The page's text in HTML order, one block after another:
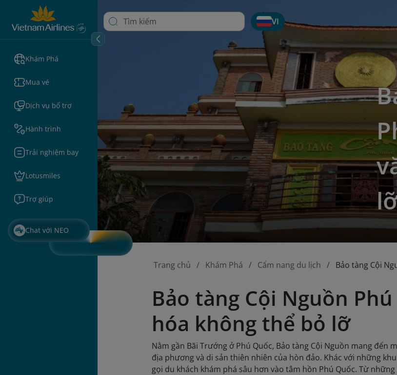
Khám Phá
Mua vé
Dịch vụ bổ trợ
Hành trình
Trải nghiệm bay
Lotusmiles
Trợ giúp
Chat với NEO
VI
Trang chủ Khám Phá Cẩm nang du lịch Bảo tàng Cội
Bảo tàng Cội Nguồn
hóa không thể bỏ lỡ
Nằm gần Bãi Trướng ở Phú Quốc, Bảo tàng Cội Nguồn mang
địa phương và di sản thiên nhiên của hòn đảo. Khác với những
gọi du khách khám phá sâu hơn vào tâm hồn Phú Quốc. Từ